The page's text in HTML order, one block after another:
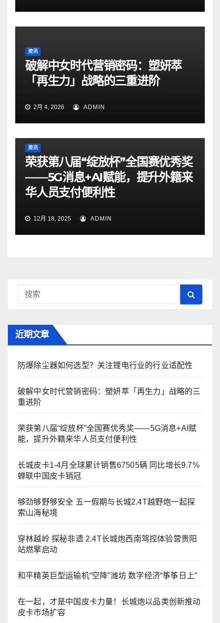
资讯
破解中女时代营销密码：塑妍萃
「再生力」战略的三重进阶
2月 4, 2026 ADMIN
资讯
荣获第八届“绽放杯”全国赛优秀奖
——5G消息+AI赋能，提升外籍来
华人员支付便利性
12月 18, 2025 ADMIN
近期文章
防爆除尘器如何选型？关注锂电行业的行业适配性
破解中女时代营销密码：塑妍萃「再生力」战略的三
重进阶
荣获第八届“绽放杯”全国赛优秀奖——5G消息+AI赋
能，提升外籍来华人员支付便利性
长城皮卡1-4月全球累计销售67505辆 同比增长9.7%
蝉联中国皮卡销冠
够劲够野够安全 五一假期与长城2.4T越野炮一起探
索山海秘境
穿林越岭 探秘非遗 2.4T长城炮西南驾控体验营贵阳
站燃擎启动
和平精英巨型运输机“空降”潍坊 数字经济“筝筝日上”
在一起，才是中国皮卡力量！长城炮以品类创新推动
皮卡市场扩容